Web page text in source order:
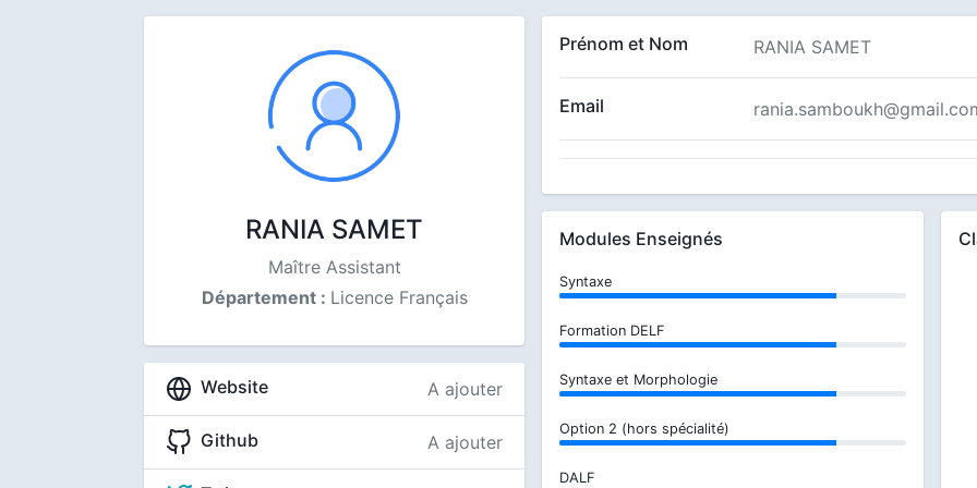
RANIA SAMET
Maître Assistant
Département : Licence Français
Website A ajouter
Github A ajouter
Prénom et Nom RANIA SAMET
Email
Modules Enseignés
Syntaxe
Formation DELF
Syntaxe et Morphologie
Option 2 (hors spécialité)
DALF